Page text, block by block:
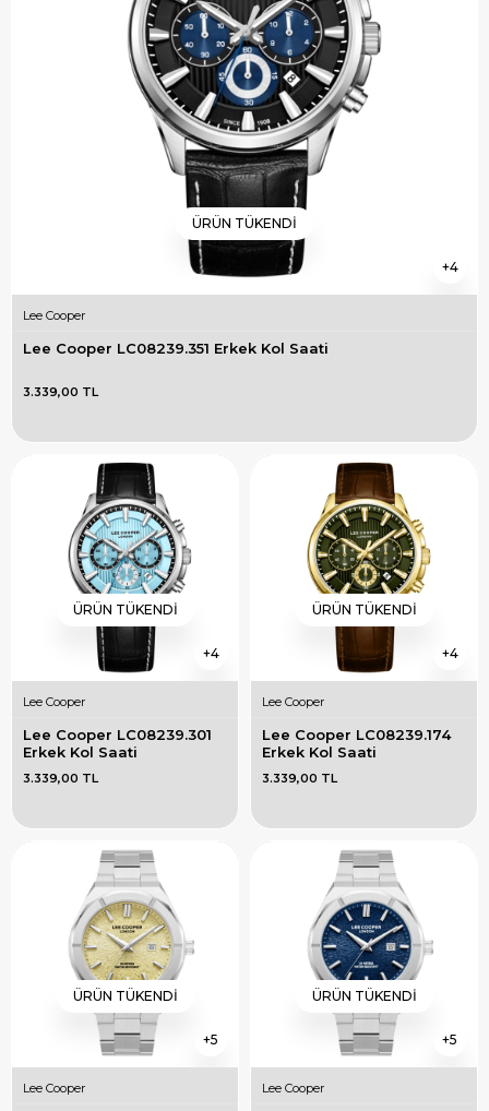
4
ÜRÜN TÜKENDI
Lee Cooper
Lee Cooper LC08239.351 Erkek Kol Saati
3.339,00 TL
4
ÜRÜN TÜKENDI
Lee Cooper
Lee Cooper LC08239.301
Erkek Kol Saati
3.339,00 TL
4
ÜRÜN TÜKENDI
Lee Cooper
Lee Cooper LC08239.174
Erkek Kol Saati
3.339,00 TL
5
ÜRÜN TÜKENDI
Lee Cooper
5
ÜRÜN TÜKENDI
Lee Cooper